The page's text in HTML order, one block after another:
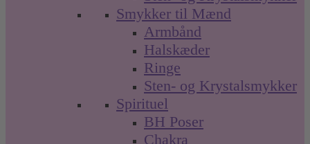
Smykker til Mænd
Armbånd
Halskæder
Ringe
Sten- og Krystalsmykker
Spirituel
BH Poser
Chakra